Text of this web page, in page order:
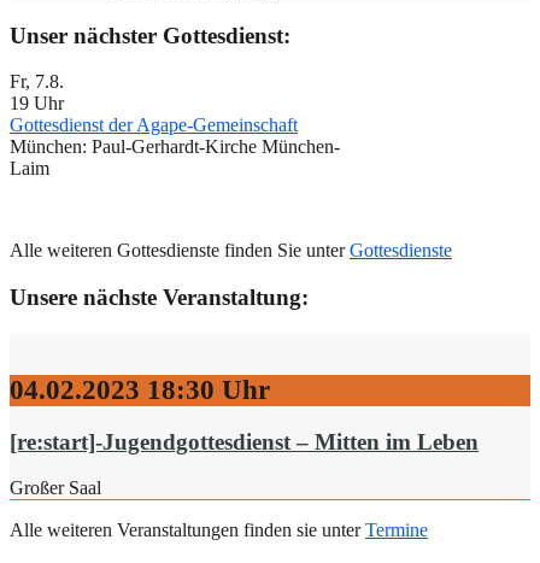
Unser nächster Gottesdienst:
Fr, 7.8.
19 Uhr
Gottesdienst der Agape-Gemeinschaft
München: Paul-Gerhardt-Kirche München-
Laim
Alle weiteren Gottesdienste finden Sie unterGottesdienste
Unsere nächste Veranstaltung:
04.02.2023 18:30 Uhr
[re:start]-Jugendgottesdienst – Mitten im Leben
Großer Saal
Alle weiteren Veranstaltungen finden sie unterTermine